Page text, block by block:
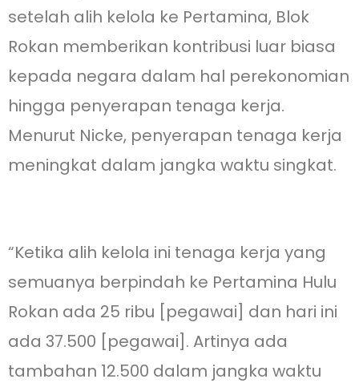
setelah alih kelola ke Pertamina, Blok
Rokan memberikan kontribusi luar biasa
kepada negara dalam hal perekonomian
hingga penyerapan tenaga kerja.
Menurut Nicke, penyerapan tenaga kerja
meningkat dalam jangka waktu singkat.
“Ketika alih kelola ini tenaga kerja yang
semuanya berpindah ke Pertamina Hulu
Rokan ada 25 ribu [pegawai] dan hari ini
ada 37.500 [pegawai]. Artinya ada
tambahan 12.500 dalam jangka waktu